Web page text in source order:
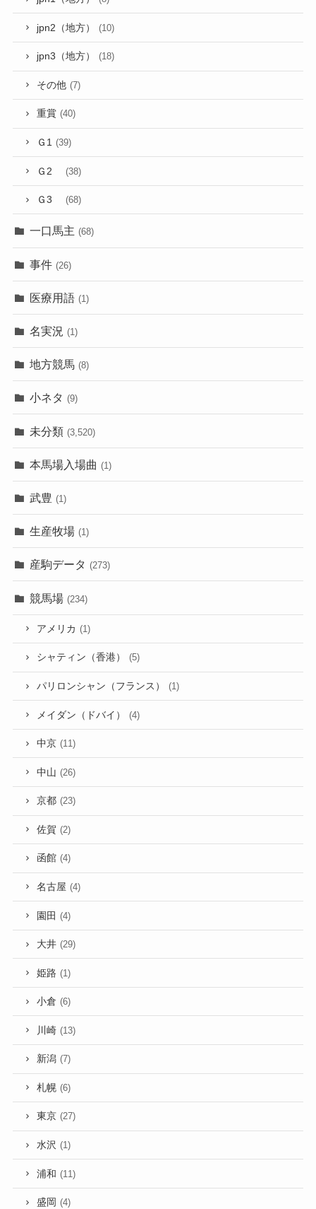
jpn2（地方） (10)
jpn3（地方） (18)
その他 (7)
重賞 (40)
Ｇ1 (39)
Ｇ2 (38)
Ｇ3 (68)
一口馬主 (68)
事件 (26)
医療用語 (1)
名実況 (1)
地方競馬 (8)
小ネタ (9)
未分類 (3,520)
本馬場入場曲 (1)
武豊 (1)
生産牧場 (1)
産駒データ (273)
競馬場 (234)
アメリカ (1)
シャティン（香港） (5)
パリロンシャン（フランス） (1)
メイダン（ドバイ） (4)
中京 (11)
中山 (26)
京都 (23)
佐賀 (2)
函館 (4)
名古屋 (4)
園田 (4)
大井 (29)
姫路 (1)
小倉 (6)
川崎 (13)
新潟 (7)
札幌 (6)
東京 (27)
水沢 (1)
浦和 (11)
盛岡 (4)